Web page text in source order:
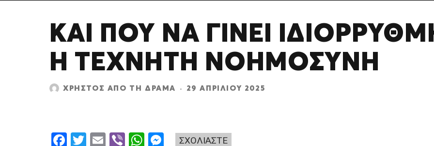
ΚΑΙ ΠΟΎ ΝΑ ΓΊΝΕΙ
Η ΤΕΧΝΗΤΉ ΝΟΗΜΟΣΎΝΗ
ΧΡΉΣΤΟΣ ΑΠΌ ΤΗ ΔΡΆΜΑ · 29 ΑΠΡΙΛΊΟΥ 2025
ΣΧΟΛΙΑΣΤΕ
F T E Vi W